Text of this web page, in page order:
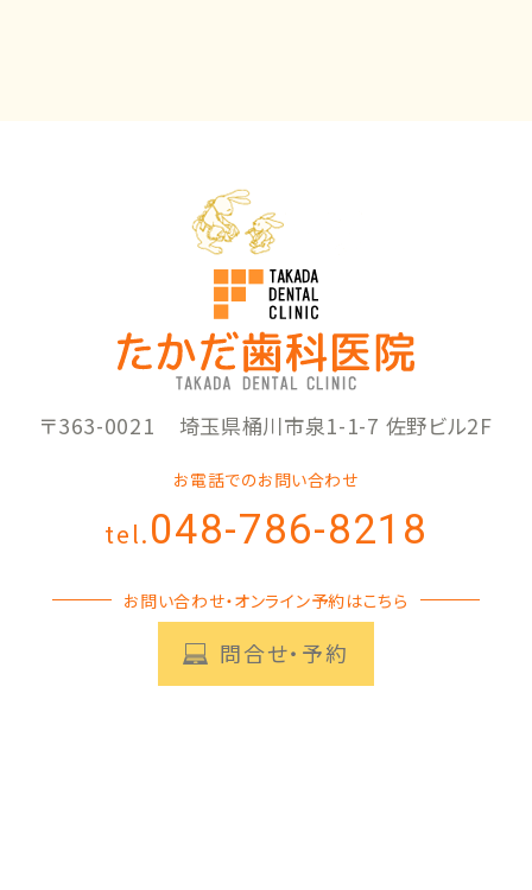
〒363-0021 埼玉県桶川市泉1-1-7 佐野ビル2F
お電話でのお問い合わせ
tel.048-786-8218
お問い合わせ・オンライン予約はこちら
問合せ・予約